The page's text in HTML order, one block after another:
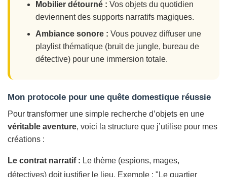
Mobilier détourné : Vos objets du quotidien
deviennent des supports narratifs magiques.
Ambiance sonore : Vous pouvez diffuser une
playlist thématique (bruit de jungle, bureau de
détective) pour une immersion totale.
Mon protocole pour une quête domestique réussie
Pour transformer une simple recherche d’objets en une
véritable aventure, voici la structure que j’utilise pour mes
créations :
Le contrat narratif : Le thème (espions, mages,
détectives) doit justifier le lieu. Exemple : "Le quartier